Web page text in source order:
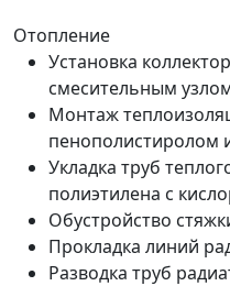
Отопление
Установка
смесительным
Монтаж
пенополистиролом
Укладка труб
полиэтилена с
Обустройство
Прокладка линий
Разводка труб